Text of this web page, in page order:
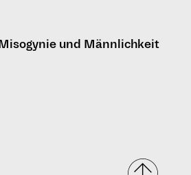
und Männlichkeit